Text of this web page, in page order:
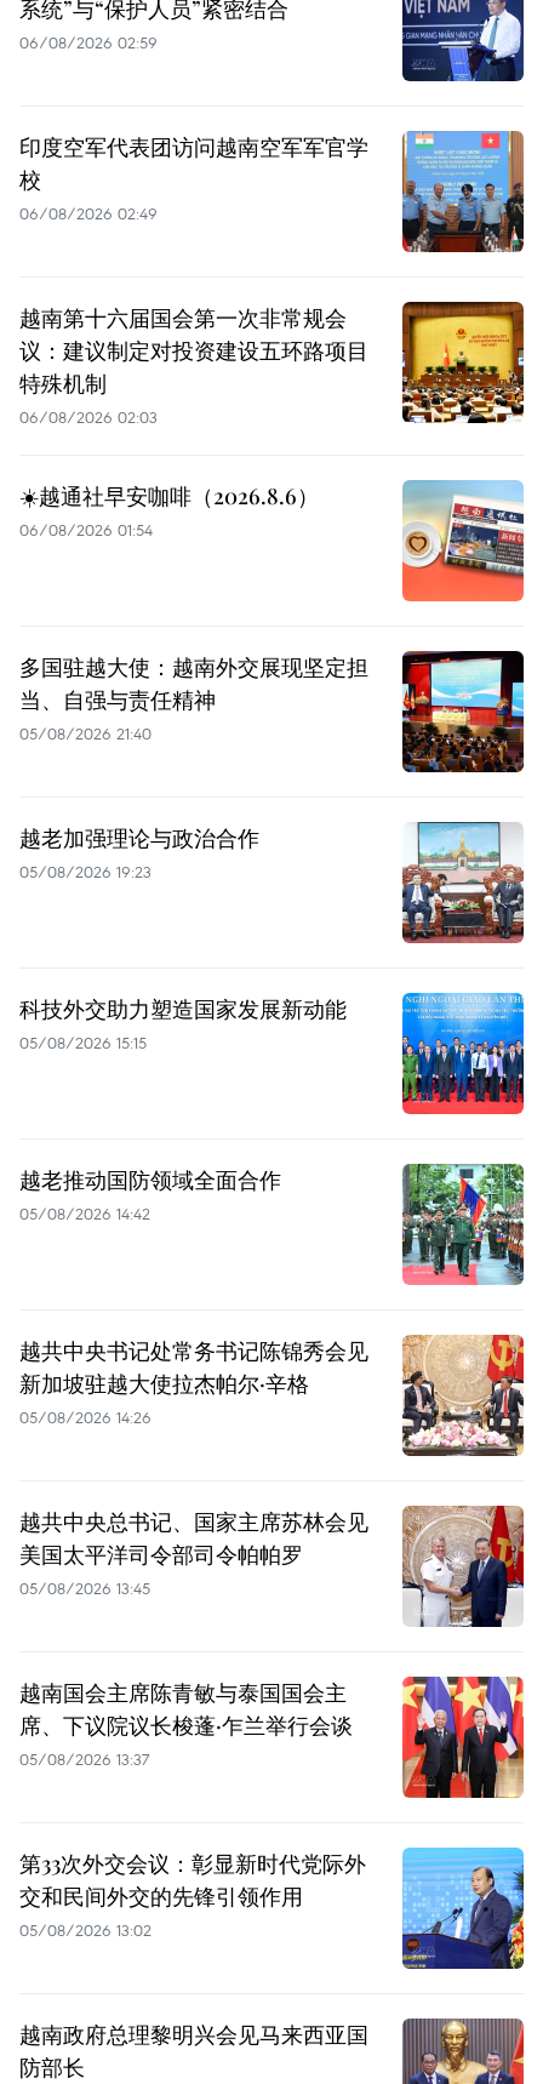
系统”与“保护人员”紧密结合
06/08/2026 02:59
印度空军代表团访问越南空军军官学
校
06/08/2026 02:49
越南第十六届国会第一次非常规会
议：建议制定对投资建设五环路项目
特殊机制
06/08/2026 02:03
☀️越通社早安咖啡（2026.8.6）
06/08/2026 01:54
多国驻越大使：越南外交展现坚定担
当、自强与责任精神
05/08/2026 21:40
越老加强理论与政治合作
05/08/2026 19:23
科技外交助力塑造国家发展新动能
05/08/2026 15:15
越老推动国防领域全面合作
05/08/2026 14:42
越共中央书记处常务书记陈锦秀会见
新加坡驻越大使拉杰帕尔·辛格
05/08/2026 14:26
越共中央总书记、国家主席苏林会见
美国太平洋司令部司令帕帕罗
05/08/2026 13:45
越南国会主席陈青敏与泰国国会主
席、下议院议长梭蓬·乍兰举行会谈
05/08/2026 13:37
第33次外交会议：彰显新时代党际外
交和民间外交的先锋引领作用
05/08/2026 13:02
越南政府总理黎明兴会见马来西亚国
防部长